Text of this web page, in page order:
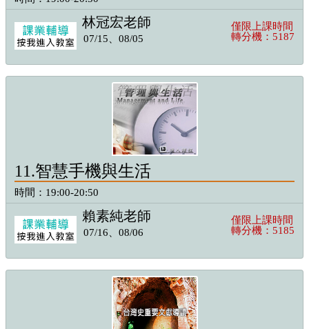
林冠宏老師
僅限上課時間
轉分機：5187
07/15、08/05
11.智慧手機與生活
時間：19:00-20:50
賴素純老師
僅限上課時間
轉分機：5185
07/16、08/06